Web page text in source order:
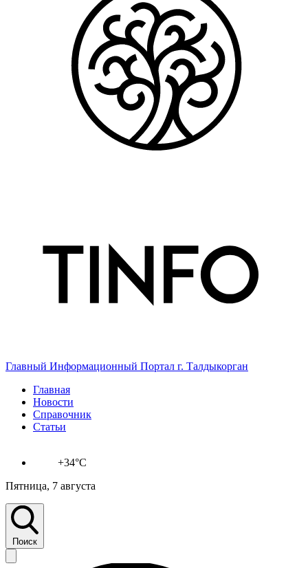
Главный Информационный Портал г. Талдыкорган
Главная
Новости
Справочник
Статьи
+34°C
Пятница, 7 августа
Поиск